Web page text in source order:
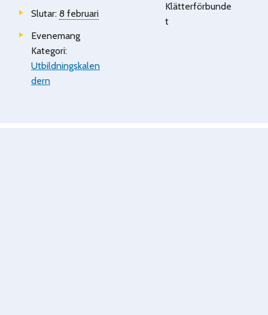
Slutar: 8 februari
Evenemang
Kategori:
Utbildningskalen
dern
Klätterförbunde
t